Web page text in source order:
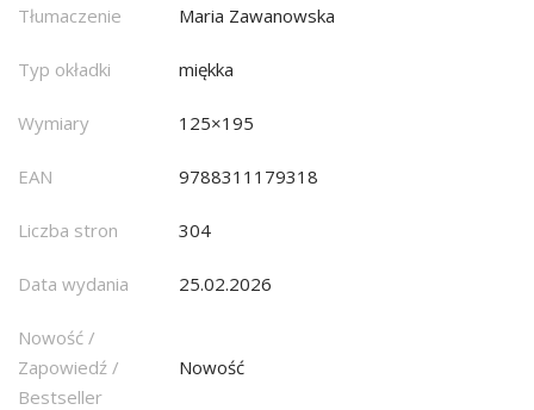
Tłumaczenie Maria Zawanowska
Typ okładki miękka
Wymiary 125×195
EAN 9788311179318
Liczba stron 304
Data wydania 25.02.2026
Nowość /
Zapowiedź /
Bestseller
Nowość